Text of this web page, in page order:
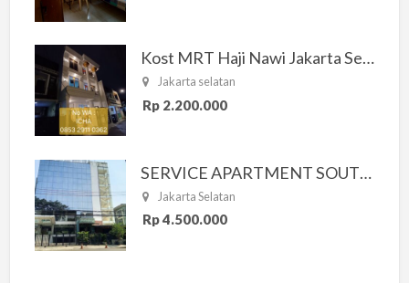
Kost MRT Haji Nawi Jakarta Selatan
Jakarta selatan
Rp 2.200.000
SERVICE APARTMENT SOUTH RESIDENCE
Jakarta Selatan
Rp 4.500.000